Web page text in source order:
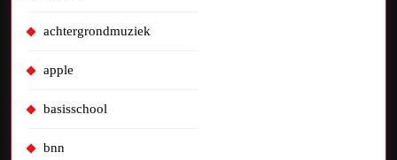
achtergrondmuziek
apple
basisschool
bnn